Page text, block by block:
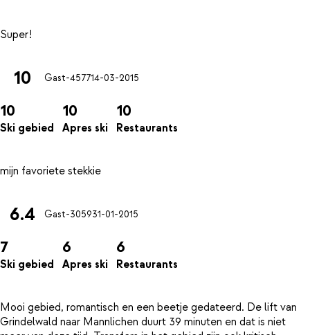
10 Gast-457714-03-2015
10
Ski gebied
10
Apres ski
10
Restaurants
6.4 Gast-305931-01-2015
7
Ski gebied
6
Apres ski
6
Restaurants
Mooi gebied, romantisch en een beetje gedateerd. De lift van
Grindelwald naar Mannlichen duurt 39 minuten en dat is niet